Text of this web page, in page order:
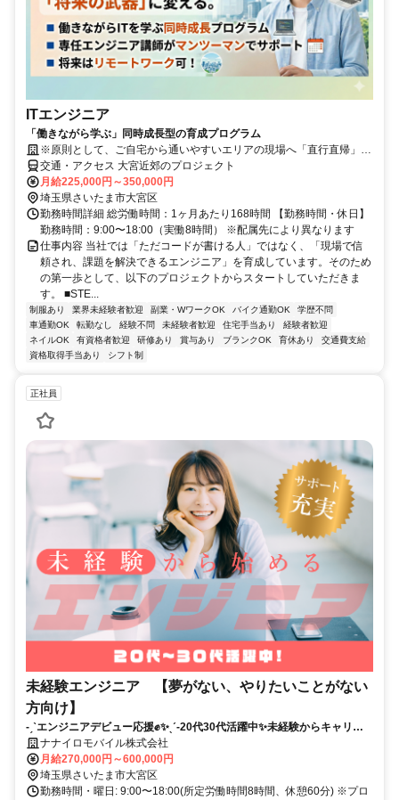
ITエンジニア
「働きながら学ぶ」同時成長型の育成プログラム
※原則として、ご自宅から通いやすいエリアの現場へ「直行直帰」と
なります。
交通・アクセス 大宮近郊のプロジェクト
月給225,000円～350,000円
埼玉県さいたま市大宮区
勤務時間詳細 総労働時間：1ヶ月あたり168時間 【勤務時間・休日】
勤務時間：9:00〜18:00（実働8時間） ※配属先により異なります
仕事内容 当社では「ただコードが書ける人」ではなく、「現場で信
頼され、課題を解決できるエンジニア」を育成しています。そのため
の第一歩として、以下のプロジェクトからスタートしていただきま
す。 ■STE...
制服あり 業界未経験者歓迎 副業・WワークOK バイク通勤OK
学歴不問
車通勤OK
転勤なし 経験不問 未経験者歓迎 住宅手当あり
経験者歓迎
ネイルOK
有資格者歓迎 研修あり 賞与あり ブランクOK 育休あり
交通費支給
資格取得手当あり
シフト制
正社員
未経験エンジニア 【夢がない、やりたいことがない
方向け】
-ˏˋエンジニアデビュー応援✊✨ˎˊ-20代30代活躍中✨未経験からキャリア
アップ✨完全週休2日制✅年間休日120日✅
ナナイロモバイル株式会社
月給270,000円～600,000円
埼玉県さいたま市大宮区
勤務時間・曜日: 9:00〜18:00(所定労働時間8時間、休憩60分) ※プロ